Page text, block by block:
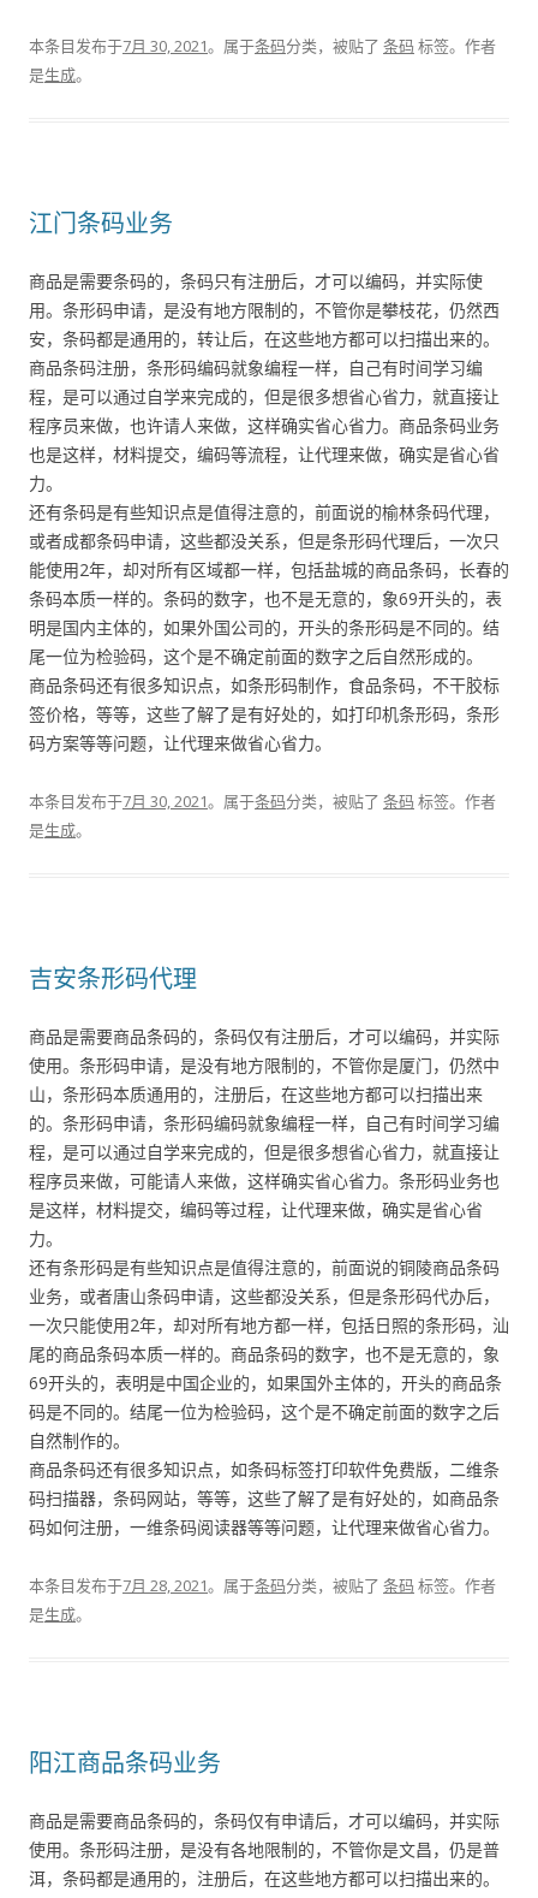
本条目发布于7月 30, 2021。属于条码分类，被贴了 条码 标签。 作者
是生成。
江门条码业务
商品是需要条码的，条码只有注册后，才可以编码，并实际使
用。条形码申请，是没有地方限制的，不管你是攀枝花，仍然西
安，条码都是通用的，转让后，在这些地方都可以扫描出来的。
商品条码注册，条形码编码就象编程一样，自己有时间学习编
程，是可以通过自学来完成的，但是很多想省心省力，就直接让
程序员来做，也许请人来做，这样确实省心省力。商品条码业务
也是这样，材料提交，编码等流程，让代理来做，确实是省心省
力。
还有条码是有些知识点是值得注意的，前面说的榆林条码代理，
或者成都条码申请，这些都没关系，但是条形码代理后，一次只
能使用2年，却对所有区域都一样，包括盐城的商品条码，长春的
条码本质一样的。条码的数字，也不是无意的，象69开头的，表
明是国内主体的，如果外国公司的，开头的条形码是不同的。结
尾一位为检验码，这个是不确定前面的数字之后自然形成的。
商品条码还有很多知识点，如条形码制作，食品条码，不干胶标
签价格，等等，这些了解了是有好处的，如打印机条形码，条形
码方案等等问题，让代理来做省心省力。
本条目发布于7月 30, 2021。属于条码分类，被贴了 条码 标签。 作者
是生成。
吉安条形码代理
商品是需要商品条码的，条码仅有注册后，才可以编码，并实际
使用。条形码申请，是没有地方限制的，不管你是厦门，仍然中
山，条形码本质通用的，注册后，在这些地方都可以扫描出来
的。条形码申请，条形码编码就象编程一样，自己有时间学习编
程，是可以通过自学来完成的，但是很多想省心省力，就直接让
程序员来做，可能请人来做，这样确实省心省力。条形码业务也
是这样，材料提交，编码等过程，让代理来做，确实是省心省
力。
还有条形码是有些知识点是值得注意的，前面说的铜陵商品条码
业务，或者唐山条码申请，这些都没关系，但是条形码代办后，
一次只能使用2年，却对所有地方都一样，包括日照的条形码，汕
尾的商品条码本质一样的。商品条码的数字，也不是无意的，象
69开头的，表明是中国企业的，如果国外主体的，开头的商品条
码是不同的。结尾一位为检验码，这个是不确定前面的数字之后
自然制作的。
商品条码还有很多知识点，如条码标签打印软件免费版，二维条
码扫描器，条码网站，等等，这些了解了是有好处的，如商品条
码如何注册，一维条码阅读器等等问题，让代理来做省心省力。
本条目发布于7月 28, 2021。属于条码分类，被贴了 条码 标签。 作者
是生成。
阳江商品条码业务
商品是需要商品条码的，条码仅有申请后，才可以编码，并实际
使用。条形码注册，是没有各地限制的，不管你是文昌，仍是普
洱，条码都是通用的，注册后，在这些地方都可以扫描出来的。